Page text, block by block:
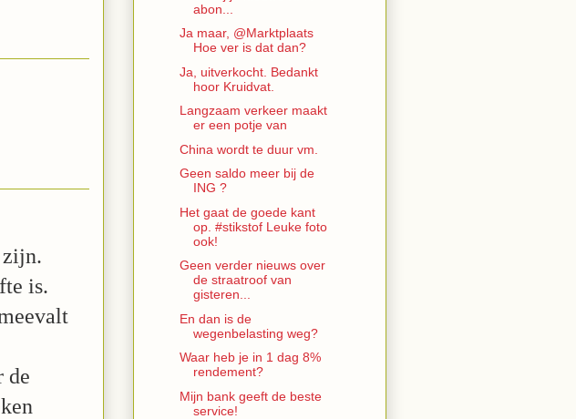
zijn.
is.
de
abon...
Ja maar, @Marktplaats
Hoe ver is dat dan?
Ja, uitverkocht. Bedankt
hoor Kruidvat.
Langzaam verkeer maakt
er een potje van
China wordt te duur vm.
Geen saldo meer bij de
ING ?
Het gaat de goede kant
op. #stikstof Leuke foto
ook!
Geen verder nieuws over
de straatroof van
gisteren...
En dan is de
wegenbelasting weg?
Waar heb je in 1 dag 8%
rendement?
Mijn bank geeft de beste
service!